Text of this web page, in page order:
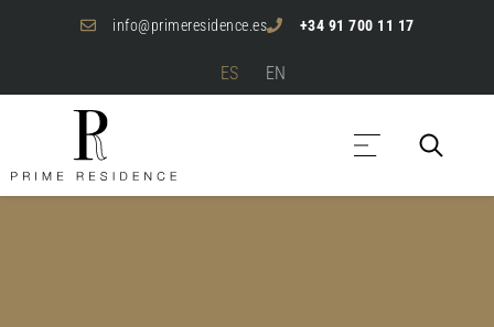
info@primeresidence.es +34 91 700 11 17
ES EN